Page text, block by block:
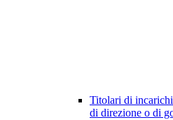
Titolari di
di direzione o di